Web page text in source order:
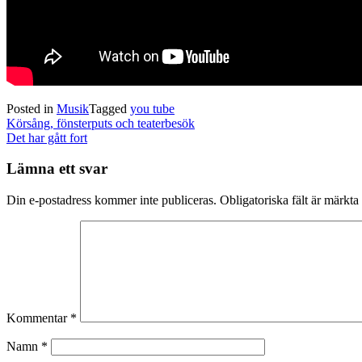
Posted in MusikTagged you tube
Post
navigation
Körsång, fönsterputs och teaterbesök
Det har gått fort
Lämna ett svar
Din e-postadress kommer inte publiceras. Obligatoriska fält är märkta
Kommentar *
Namn *